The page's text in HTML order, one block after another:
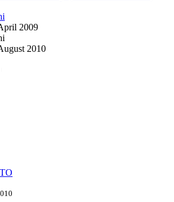
2009
2010